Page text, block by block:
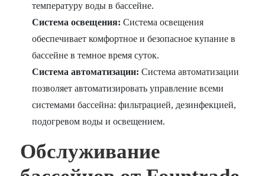
температуру воды в бассейне.
Система освещения: Система освещения
обеспечивает комфортное и безопасное купание в
бассейне в темное время суток.
Система автоматизации: Система автоматизации
позволяет автоматизировать управление всеми
системами бассейна: фильтрацией, дезинфекцией,
подогревом воды и освещением.
Обслуживание